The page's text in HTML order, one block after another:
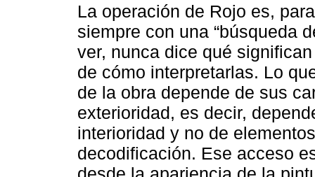
La operación de Rojo es,
siempre con una “búsqueda
ver, nunca dice qué
de cómo interpretarlas. Lo
de la obra depende de sus
exterioridad, es decir,
interioridad y no de
decodificación. Ese acceso